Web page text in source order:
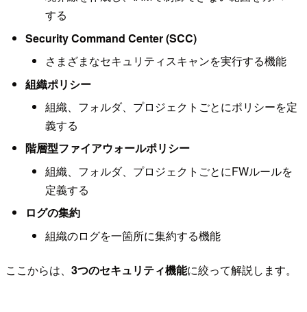
する
Security Command Center (SCC)
さまざまなセキュリティスキャンを実行する機能
組織ポリシー
組織、フォルダ、プロジェクトごとにポリシーを定
義する
階層型ファイアウォールポリシー
組織、フォルダ、プロジェクトごとにFWルールを
定義する
ログの集約
組織のログを一箇所に集約する機能
ここからは、 3つのセキュリティ機能に絞って解説します。